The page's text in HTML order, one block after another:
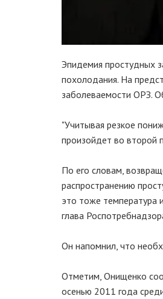
Эпидемия простудных
похолодания. На
заболеваемости ОРЗ.
"Учитывая резкое
произойдет во второй
По его словам,
распространению
это тоже температура
глава
Он напомнил, что
Отметим, Онищенко
осенью 2011 года